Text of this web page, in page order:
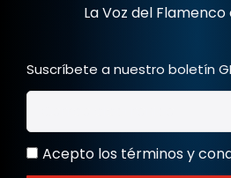
La Voz del Flamenco
Suscríbete a nuestro boletín
Acepto los términos y